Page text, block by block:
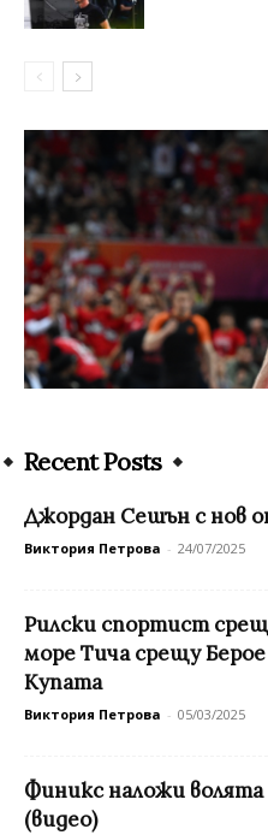
Recent Posts
Джордан Сешън с нов
Виктория Петрова - 24/07/2025
Рилски спортист
море Тича срещу
Купата
Виктория Петрова - 05/03/2025
Финикс наложи
(видео)